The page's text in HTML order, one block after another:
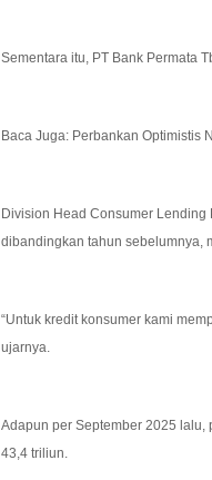
Sementara itu, PT Bank Permata
Baca Juga: Perbankan Optimistis
Division Head Consumer
dibandingkan tahun sebelumnya,
“Untuk kredit konsumer kami
ujarnya.
Adapun per September 2025 lalu,
43,4 triliun.